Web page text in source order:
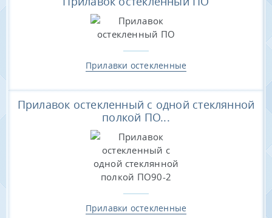
Прилавки остекленные
Прилавок остекленный с одной стеклянной
полкой ПО...
Прилавки остекленные